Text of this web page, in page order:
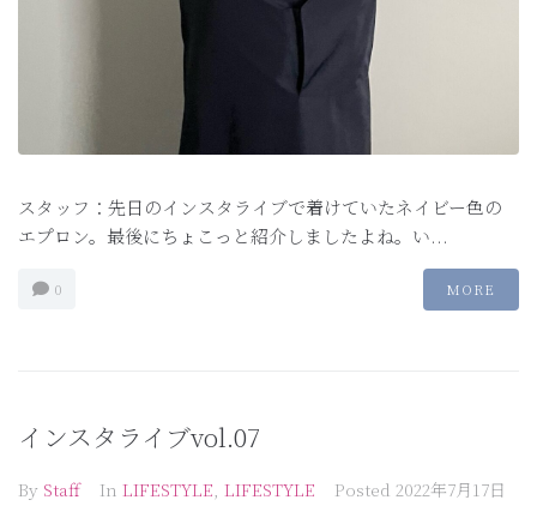
スタッフ：先日のインスタライブで着けていたネイビー色の
エプロン。最後にちょこっと紹介しましたよね。い...
0 MORE
インスタライブvol.07
By Staff In LIFESTYLE, LIFESTYLE Posted 2022年7月17日